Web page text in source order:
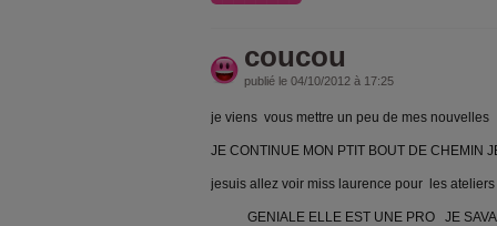
coucou
publié le 04/10/2012 à 17:25
je viens vous mettre un peu de mes nouvelles
JE CONTINUE MON PTIT BOUT DE CHEMIN
jesuis allez voir miss laurence pour les
GENIALE ELLE EST UNE PRO JE